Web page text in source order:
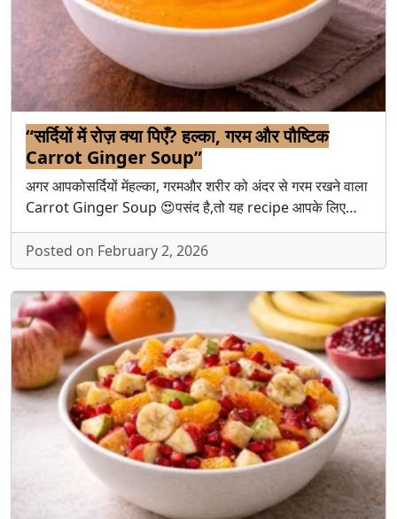
“सर्दियों में रोज़ क्या पिएँ? हल्का, गरम और पौष्टिक
Carrot Ginger Soup”
अगर आपकोसर्दियों मेंहल्का, गरमऔर शरीर को अंदर से गरम रखने वाला
Carrot Ginger Soup 😍पसंद है,तो यह recipe आपके लिए…
Posted on February 2, 2026